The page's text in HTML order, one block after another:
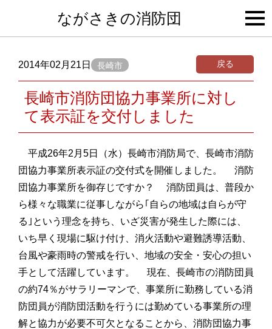
ながさきの消防団
2014年02月21日 長崎市 戻る
長崎市消防団協力事業所に対し
て表示証を交付しました
平成26年2月5日（水）長崎市消防局で、長崎市消防
団協力事業所表示証の交付式を開催しました。 消防
団協力事業所を御存じですか？ 消防団員は、普段か
ら様々な職業に従事しながら｢自らの地域は自らが守
る｣という理念を持ち、いざ災害が発生した際には、
いち早く現場に駆け付け、消火活動や避難誘導活動、
台風や豪雨時の警戒を行い、地域の安全・安心の担い
手として活躍しています。 現在、長崎市の消防団員
の約74％がサラリーマンで、事業所に勤務している消
防団員が消防団活動を行うには勤めている事業所の理
解と協力が必要不可欠となることから、消防団協力事